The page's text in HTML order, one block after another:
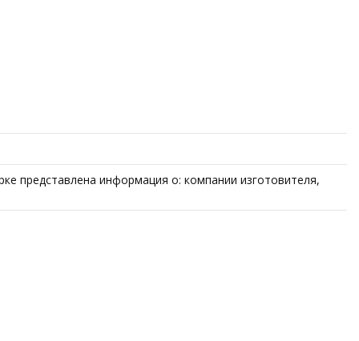
представлена информация о: компании изготовителя,